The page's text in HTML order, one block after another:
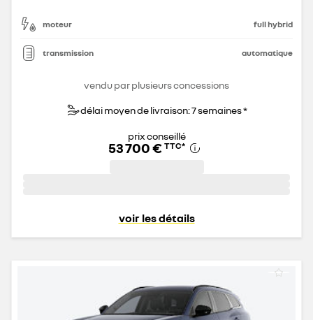
moteur full hybrid
transmission automatique
vendu par plusieurs concessions
délai moyen de livraison: 7 semaines *
prix conseillé
53 700 € TTC*
voir les détails